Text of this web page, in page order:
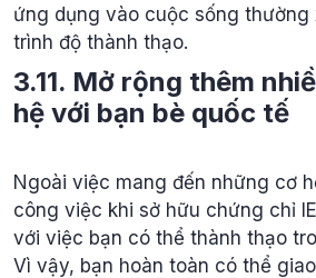
ứng dụng vào cuộc sống thường
trình độ thành thạo.
3.11. Mở rộng thêm
hệ với bạn bè quốc tế
Ngoài việc mang đến những cơ
công việc khi sở hữu chứng chỉ
với việc bạn có thể thành thạo
Vì vậy, bạn hoàn toàn có thể